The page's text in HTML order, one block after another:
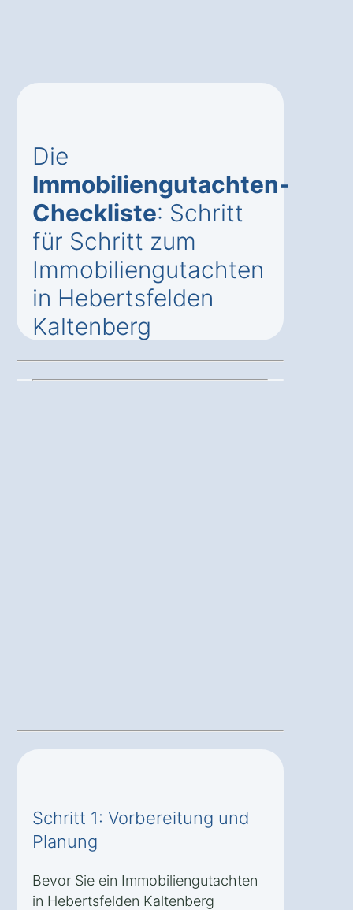
Die
Immobiliengutachten-
Checkliste: Schritt
für Schritt zum
Immobiliengutachten
in Hebertsfelden
Kaltenberg
Schritt 1: Vorbereitung und
Planung
Bevor Sie ein Immobiliengutachten
in Hebertsfelden Kaltenberg